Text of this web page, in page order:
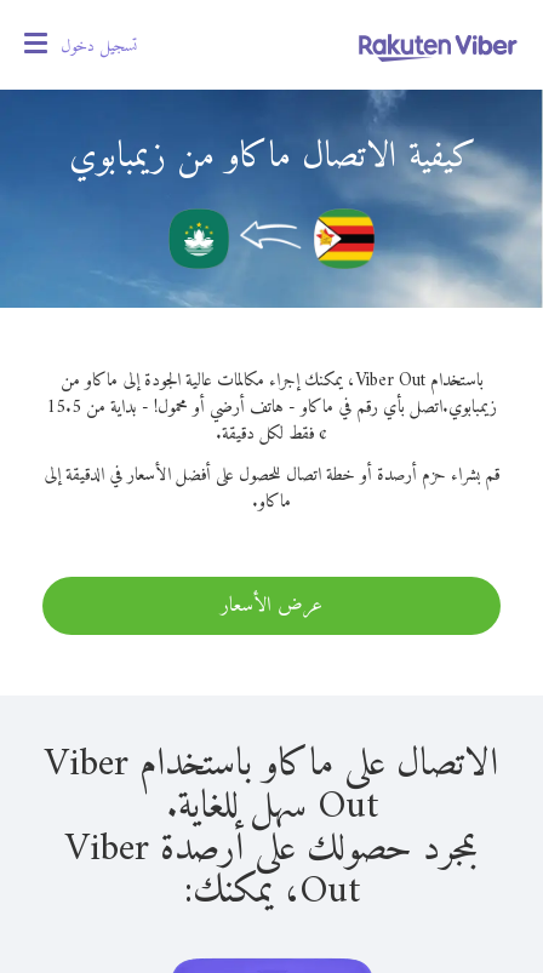
تسجيل دخول
كيفية الاتصال ماكاو من زيمبابوي
باستخدام Viber Out، يمكنك إجراء مكالمات عالية الجودة إلى ماكاو من
زيمبابوي.
اتصل بأي رقم في ماكاو - هاتف أرضي أو محمول! - بداية من 15.5
¢ فقط لكل دقيقة.
قم بشراء حزم أرصدة أو خطة اتصال للحصول على أفضل الأسعار في الدقيقة إلى
ماكاو.
عرض الأسعار
الاتصال على ماكاو باستخدام Viber
Out سهل للغاية.
بمجرد حصولك على أرصدة Viber
Out، يمكنك: